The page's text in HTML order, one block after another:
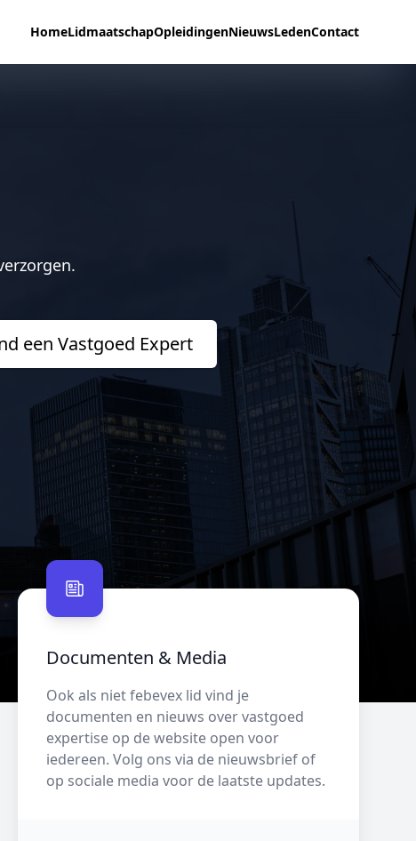
HomeLidmaatschapOpleidingenNieuwsLedenContact
een Vastgoed Expert
Documenten & Media
Ook als niet febevex lid vind je
documenten en nieuws over vastgoed
expertise op de website open voor
iedereen. Volg ons via de nieuwsbrief of
op sociale media voor de laatste updates.